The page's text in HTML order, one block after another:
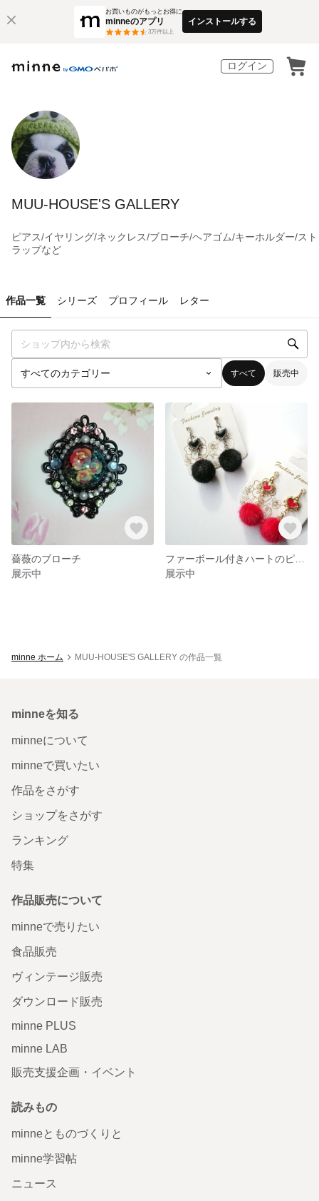
お買いものがもっとお得に
minneのアプリ
3万件以上
インストールする
ログイン
MUU-HOUSE'S GALLERY
ピアス/イヤリング/ネックレス/ブローチ/ヘアゴム/キーホルダー/スト
ラップなど
作品一覧 シリーズ プロフィール レター
すべて 販売中
薔薇のブローチ
展示中
展示中
minne ホーム MUU-HOUSE'S GALLERY の作品一覧
minneを知る
minneについて
minneで買いたい
作品をさがす
ショップをさがす
ランキング
特集
作品販売について
minneで売りたい
食品販売
ヴィンテージ販売
ダウンロード販売
minne PLUS
minne LAB
販売支援企画・イベント
読みもの
minneとものづくりと
minne学習帖
ニュース